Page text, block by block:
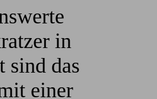
in
sind das
einer